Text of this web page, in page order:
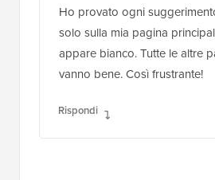
Ho provato ogni
solo sulla mia pagina
appare bianco. Tutte le altre
vanno bene. Così frustrante!
Rispondi